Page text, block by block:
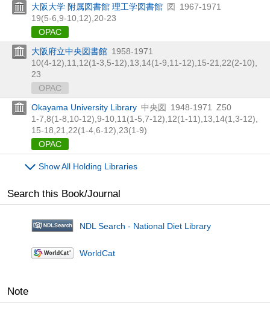
大阪大学 附属図書館 理工学図書館 図
1967-1971
19(5-6,9-10,12),20-23
OPAC
大阪府立中央図書館 1958-1971
10(4-12),11,12(1-3,5-12),13,14(1-9,11-12),15-21,22(2-10),
23
OPAC
Okayama University Library 中央図 1948-1971 Z50
1-7,8(1-8,10-12),9-10,11(1-5,7-12),12(1-11),13,14(1,3-12),
15-18,21,22(1-4,6-12),23(1-9)
OPAC
Show All Holding Libraries
Search this Book/Journal
NDL Search - National Diet Library
WorldCat
Note